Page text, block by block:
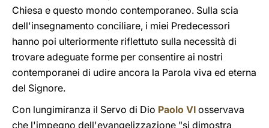
Chiesa e questo mondo contemporaneo. Sulla scia
dell'insegnamento conciliare, i miei Predecessori
hanno poi ulteriormente riflettuto sulla necessità di
trovare adeguate forme per consentire ai nostri
contemporanei di udire ancora la Parola viva ed eterna
del Signore.
Con lungimiranza il Servo di Dio Paolo VI osservava
che l'impegno dell'evangelizzazione "si dimostra